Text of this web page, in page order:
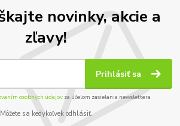
novinky, akcie a
zľavy!
Prihlásiť sa
osobných údajov za účelom zasielania newslettera.
Môžete sa kedykoľvek odhlásiť.